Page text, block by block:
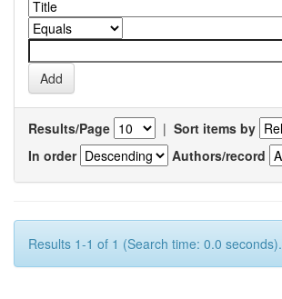
Results/Page | Sort items by
In order
Authors/record
Results 1-1 of 1 (Search time: 0.0 seconds).